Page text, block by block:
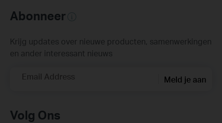
Abonneer
Krijg updates over nieuwe producten, samenwerkingen
en ander interessant nieuws
Email Address Meld je aan
Volg Ons